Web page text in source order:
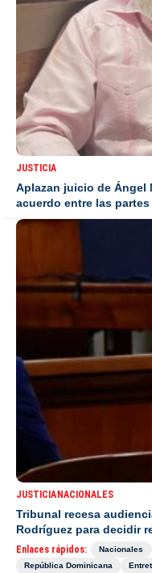
JUSTICIA
Aplazan juicio de Ángel
acuerdo entre las partes
JUSTICIANACIONALES
Tribunal recesa
Rodríguez para decidir
Enlaces rápidos: Nacionales
República Dominicana